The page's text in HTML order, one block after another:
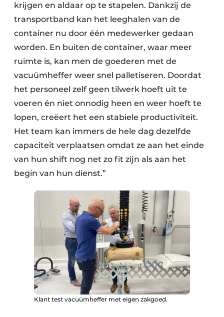
krijgen en aldaar op te stapelen. Dankzij de
transportband kan het leeghalen van de
container nu door één medewerker gedaan
worden. En buiten de container, waar meer
ruimte is, kan men de goederen met de
vacuümheffer weer snel palletiseren. Doordat
het personeel zelf geen tilwerk hoeft uit te
voeren én niet onnodig heen en weer hoeft te
lopen, creëert het een stabiele productiviteit.
Het team kan immers de hele dag dezelfde
capaciteit verplaatsen omdat ze aan het einde
van hun shift nog net zo fit zijn als aan het
begin van hun dienst.”
Klant test vacuümheffer met eigen zakgoed.